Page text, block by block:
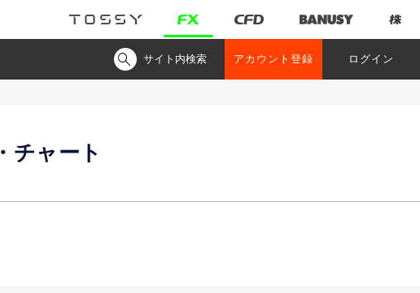
サイト内検索 アカウント登録 ログイン
チャート